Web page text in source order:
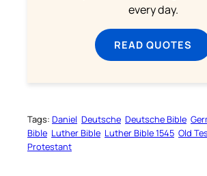
every day.
READ QUOTES
Tags: Daniel Deutsche Deutsche Bible
Bible Luther Bible Luther Bible 1545 Old
Protestant